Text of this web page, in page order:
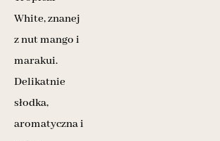
White, znanej
z nut mango i
marakui.
Delikatnie
słodka,
aromatyczna i